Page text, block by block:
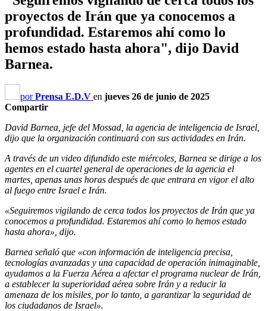
proyectos de Irán que ya conocemos a
profundidad. Estaremos ahí como lo
hemos estado hasta ahora", dijo David
Barnea.
porPrensa E.D.V en jueves 26 de junio de 2025
Compartir
David Barnea, jefe del Mossad, la agencia de inteligencia de Israel,
dijo que la organización continuará con sus actividades en Irán.
A través de un video difundido este miércoles, Barnea se dirige a los
agentes en el cuartel general de operaciones de la agencia el
martes, apenas unas horas después de que entrara en vigor el alto
al fuego entre Israel e Irán.
«Seguiremos vigilando de cerca todos los proyectos de Irán que ya
conocemos a profundidad. Estaremos ahí como lo hemos estado
hasta ahora», dijo.
Barnea señaló que «con información de inteligencia precisa,
tecnologías avanzadas y una capacidad de operación inimaginable,
ayudamos a la Fuerza Aérea a afectar el programa nuclear de Irán,
a establecer la superioridad aérea sobre Irán y a reducir la
amenaza de los misiles, por lo tanto, a garantizar la seguridad de
los ciudadanos de Israel».